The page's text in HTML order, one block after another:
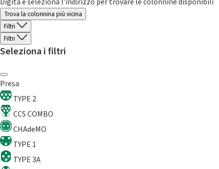
Trova la colonnina piú vicina
Filtri
Filtri
Seleziona i filtri
Presa
TYPE 2
CCS COMBO
CHAdeMO
TYPE 1
TYPE 3A